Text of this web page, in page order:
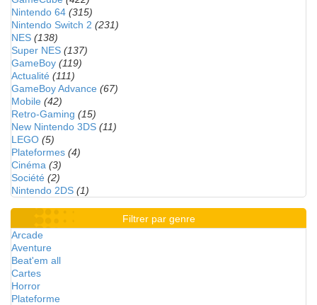
Nintendo 64 (315)
Nintendo Switch 2 (231)
NES (138)
Super NES (137)
GameBoy (119)
Actualité (111)
GameBoy Advance (67)
Mobile (42)
Retro-Gaming (15)
New Nintendo 3DS (11)
LEGO (5)
Plateformes (4)
Cinéma (3)
Société (2)
Nintendo 2DS (1)
Filtrer par genre
Arcade
Aventure
Beat'em all
Cartes
Horror
Plateforme